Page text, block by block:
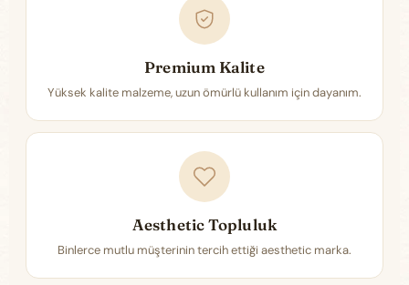
Premium Kalite
Yüksek kalite malzeme, uzun ömürlü kullanım için dayanım.
Aesthetic Topluluk
Binlerce mutlu müşterinin tercih ettiği aesthetic marka.